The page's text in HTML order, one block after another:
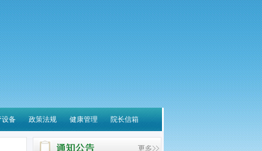
院长信箱
健康管理
政策法规
设备
宝应县中医医院 关于营
养诊疗云平台系统采购项